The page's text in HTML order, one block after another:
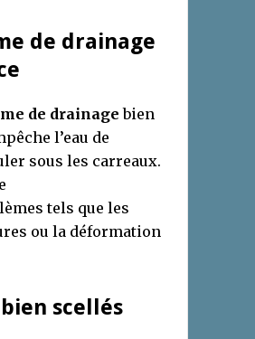
de drainage
de drainage bien
l’eau de
sous les carreaux.
tels que les
ou la déformation
scellés